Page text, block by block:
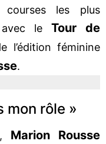
courses les plus
avec le Tour de
l’édition féminine
.
mon rôle »
Marion Rousse